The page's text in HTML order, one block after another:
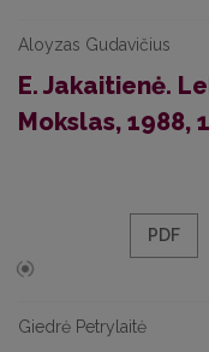
Aloyzas Gudavičius
E. Jakaitienė.
Mokslas, 1988,
PDF
Giedrė Petrylaitė